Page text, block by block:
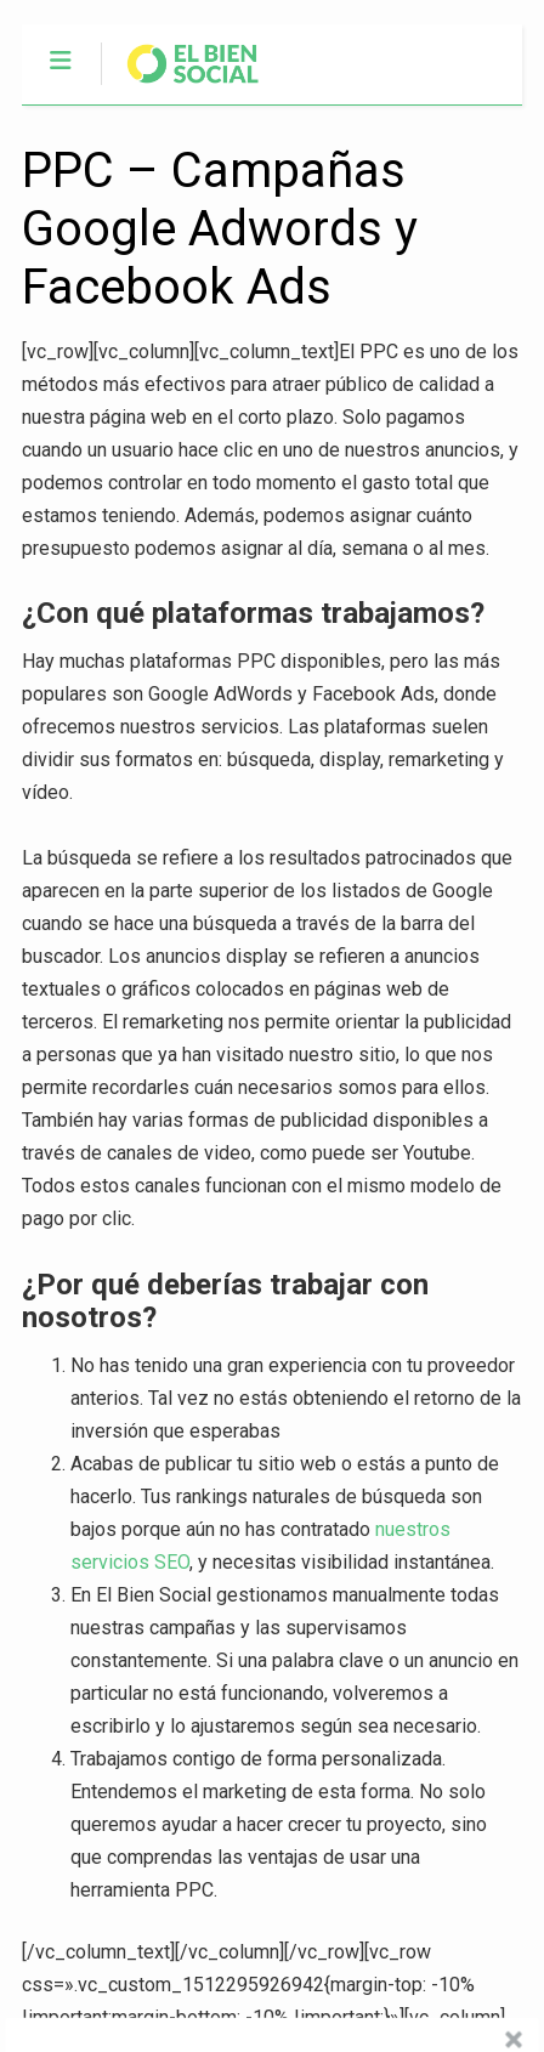
PPC – Campañas
Google Adwords y
Facebook Ads
[vc_row][vc_column][vc_column_text]El PPC es uno de los
métodos más efectivos para atraer público de calidad a
nuestra página web en el corto plazo. Solo pagamos
cuando un usuario hace clic en uno de nuestros anuncios, y
podemos controlar en todo momento el gasto total que
estamos teniendo. Además, podemos asignar cuánto
presupuesto podemos asignar al día, semana o al mes.
¿Con qué plataformas trabajamos?
Hay muchas plataformas PPC disponibles, pero las más
populares son Google AdWords y Facebook Ads, donde
ofrecemos nuestros servicios. Las plataformas suelen
dividir sus formatos en: búsqueda, display, remarketing y
vídeo.
La búsqueda se refiere a los resultados patrocinados que
aparecen en la parte superior de los listados de Google
cuando se hace una búsqueda a través de la barra del
buscador. Los anuncios display se refieren a anuncios
textuales o gráficos colocados en páginas web de
terceros. El remarketing nos permite orientar la publicidad
a personas que ya han visitado nuestro sitio, lo que nos
permite recordarles cuán necesarios somos para ellos.
También hay varias formas de publicidad disponibles a
través de canales de video, como puede ser Youtube.
Todos estos canales funcionan con el mismo modelo de
pago por clic.
¿Por qué deberías trabajar con
nosotros?
No has tenido una gran experiencia con tu proveedor
anterios. Tal vez no estás obteniendo el retorno de la
inversión que esperabas
Acabas de publicar tu sitio web o estás a punto de
hacerlo. Tus rankings naturales de búsqueda son
bajos porque aún no has contratado nuestros
servicios SEO, y necesitas visibilidad instantánea.
En El Bien Social gestionamos manualmente todas
nuestras campañas y las supervisamos
constantemente. Si una palabra clave o un anuncio en
particular no está funcionando, volveremos a
escribirlo y lo ajustaremos según sea necesario.
Trabajamos contigo de forma personalizada.
Entendemos el marketing de esta forma. No solo
queremos ayudar a hacer crecer tu proyecto, sino
que comprendas las ventajas de usar una
herramienta PPC.
[/vc_column_text][/vc_column][/vc_row][vc_row
css=».vc_custom_1512295926942{margin-top: -10%
!important;margin-bottom: -10% !important;}»][vc_column]